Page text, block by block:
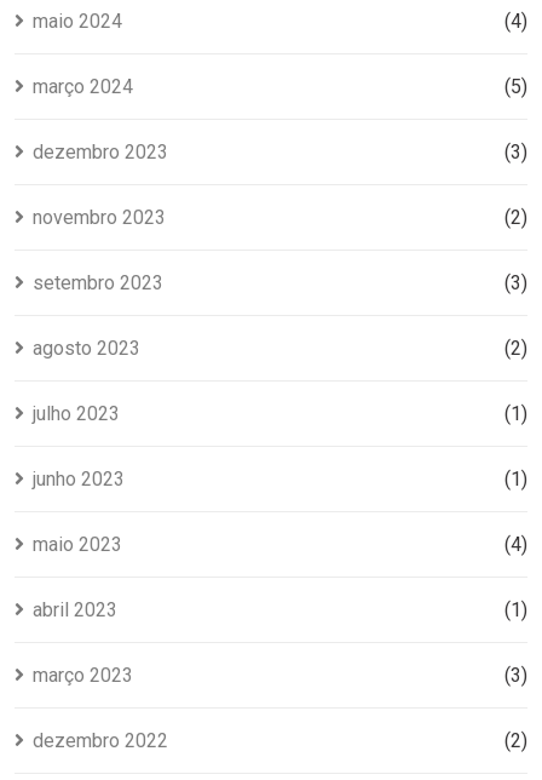
maio 2024 (4)
março 2024 (5)
dezembro 2023 (3)
novembro 2023 (2)
setembro 2023 (3)
agosto 2023 (2)
julho 2023 (1)
junho 2023 (1)
maio 2023 (4)
abril 2023 (1)
março 2023 (3)
dezembro 2022 (2)